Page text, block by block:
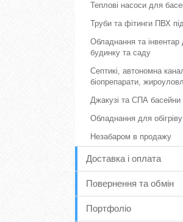
Теплові насоси для
Труби та фітинги ПВХ
Обладнання та інвентар
будинку та саду
Септикі, автономна
біопрепарати,
Джакузі та СПА басейни
Обладнання для
Незабаром в продажу
Доставка і оплата
Повернення та обмін
Портфоліо